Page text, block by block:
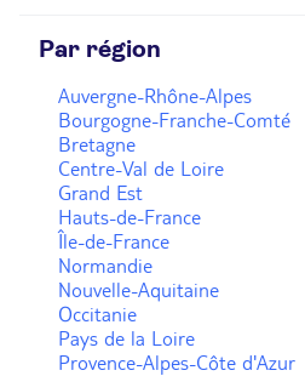
Par région
Auvergne-Rhône-Alpes
Bourgogne-Franche-Comté
Bretagne
Centre-Val de Loire
Grand Est
Hauts-de-France
Île-de-France
Normandie
Nouvelle-Aquitaine
Occitanie
Pays de la Loire
Provence-Alpes-Côte d'Azur